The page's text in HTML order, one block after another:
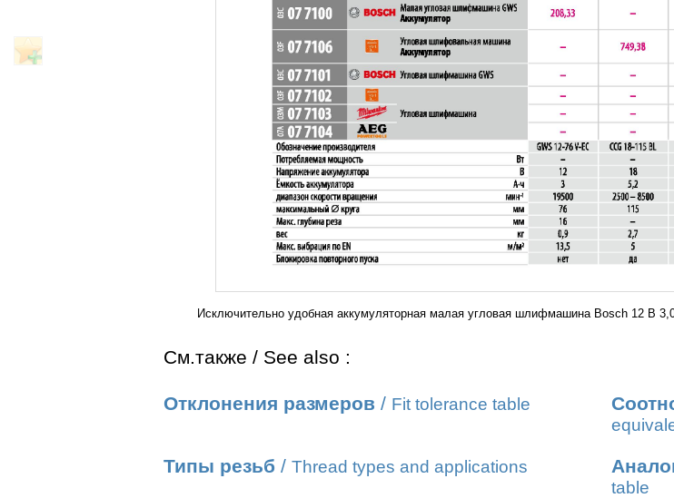
Исключительно удобная аккумуляторная малая угловая шлифмашина Bosch 12 В
См.также / See also :
Отклонения размеров / Fit tolerance table
Типы резьб / Thread types and applications
table